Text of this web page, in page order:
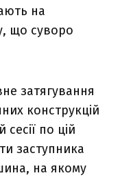
на
що суворо
затягування
конструкцій
сесії по цій
заступника
на якому